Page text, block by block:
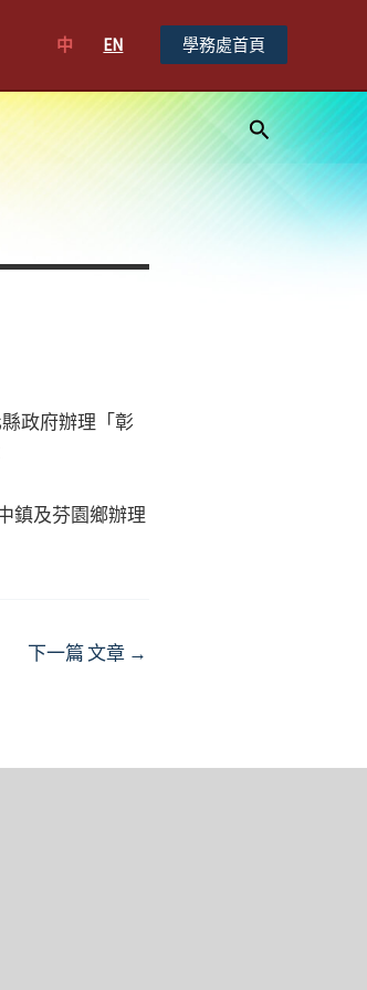
中 EN 學務處首頁
搜
尋
政府辦理「彰
鎮及芬園鄉辦理
下一篇 文章 →